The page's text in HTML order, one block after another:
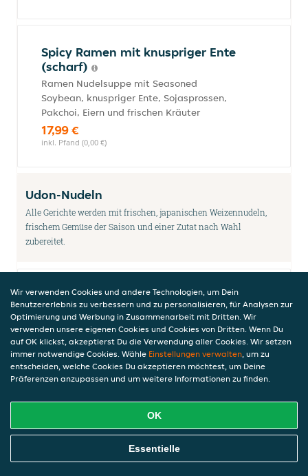
Spicy Ramen mit knuspriger Ente
(scharf)
Ramen Nudelsuppe mit Seasoned
Soybean, knuspriger Ente, Sojasprossen,
Pakchoi, Eiern und frischen Kräuter
17,99 €
inkl. Pfand (0,00 €)
Udon-Nudeln
Alle Gerichte werden mit frischen, japanischen Weizennudeln,
frischem Gemüse der Saison und einer Zutat nach Wahl
zubereitet.
Udon Phu Khe
Gebratene Udonnudeln in Tamarinsoße mit
verschiedenen Gemüse ( Süß-sauer)
14,50 €
inkl. Pfand (0,00 €)
Udon mit dunkler Sauce
Udonnudeln mit frischen Gemüse
inkl. Pfand (0,00 €)
Online Essen Bestellen
Wir verwenden Cookies und andere Technologien, um Dein
Benutzererlebnis zu verbessern und zu personalisieren, für Analysen zur
Optimierung und Werbung in Zusammenarbeit mit Dritten. Wir
verwenden unsere eigenen Cookies und Cookies von Dritten. Wenn Du
auf OK klickst, akzeptierst Du die Verwendung aller Cookies. Wir setzen
immer notwendige Cookies. Wähle Einstellungen verwalten, um zu
entscheiden, welche Cookies Du akzeptieren möchtest, um Deine
Präferenzen anzupassen und um weitere Informationen zu finden.
OK
Essentielle